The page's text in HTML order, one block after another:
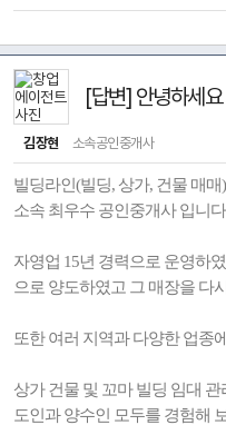
[답변] 안녕하세
김장현 소속공인중개사
빌딩라인(빌딩, 상가, 건물 매
소속 최우수 공인중개사 입니
자영업 15년 경력으로 운영하
으로 양도하였고 그 매장을 다
또한 여러 지역과 다양한 업종
상가 건물 및 꼬마 빌딩 임대
도인과 양수인 모두를 경험해